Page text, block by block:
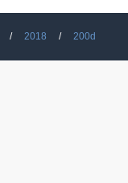
2018 200d